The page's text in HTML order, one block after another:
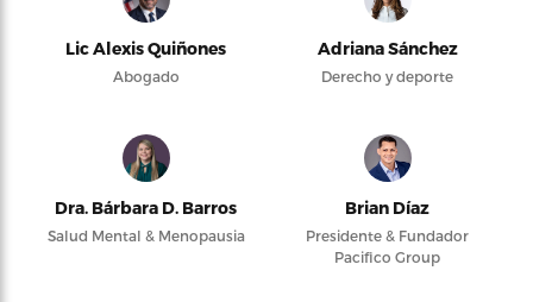
Lic Alexis Quiñones
Abogado
Adriana Sánchez
Derecho y deporte
Dra. Bárbara D. Barros
Salud Mental & Menopausia
Brian Díaz
Presidente & Fundador
Pacifico Group